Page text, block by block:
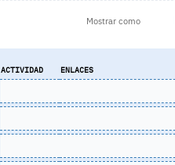
Mostrar como
ACTIVIDAD ENLACES